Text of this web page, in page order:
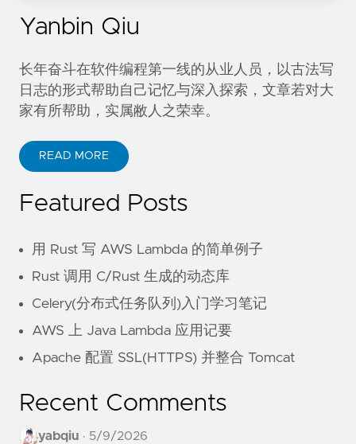
Yanbin Qiu
长年奋斗在软件编程第一线的从业人员，以古法写
日志的形式帮助自己记忆与深入探索，文章若对大
家有所帮助，实属敝人之荣幸。
READ MORE
Featured Posts
用 Rust 写 AWS Lambda 的简单例子
Rust 调用 C/Rust 生成的动态库
Celery(分布式任务队列)入门学习笔记
AWS 上 Java Lambda 应用记要
Apache 配置 SSL(HTTPS) 并整合 Tomcat
Recent Comments
yabqiu · 5/9/2026